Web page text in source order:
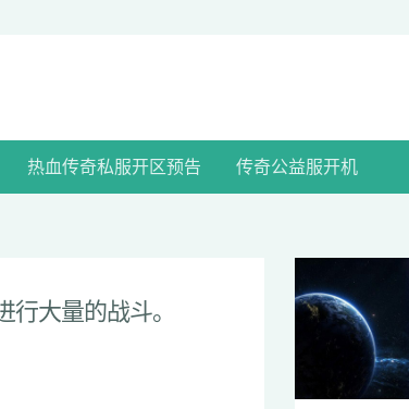
热血传奇私服开区预告 传奇公益服开机
大量的战斗。